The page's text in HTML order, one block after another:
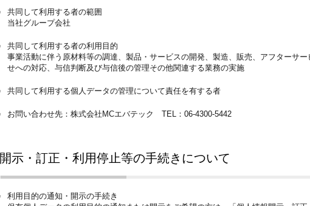
共同して利用する者の範囲
当社グループ会社
共同して利用する者の利用目的
事業活動に伴う原材料等の調達、製品・サービスの開発、製造、販売、アフターサ
せへの対応、与信判断及び与信後の管理その他関連する業務の実施
共同して利用する個人データの管理について責任を有する者
お問い合わせ先：株式会社MCエバテック TEL：06-4300-5442
開示・訂正・利用停止等の手続きについて
利用目的の通知・開示の手続き